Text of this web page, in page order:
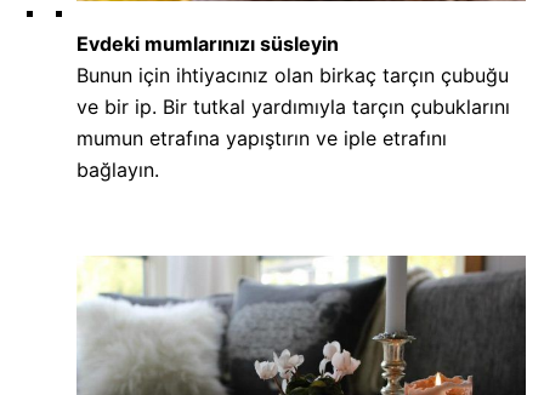
Evdeki mumlarınızı süsleyin
Bunun için ihtiyacınız olan birkaç tarçın çubuğu
ve bir ip. Bir tutkal yardımıyla tarçın çubuklarını
mumun etrafına yapıştırın ve iple etrafını
bağlayın.